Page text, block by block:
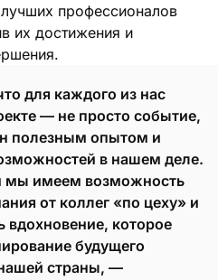
профессионалов
их достижения и
для каждого из нас
— не просто событие,
полезным опытом и
в нашем деле.
мы имеем возможность
от коллег «по цеху» и
вдохновение, которое
будущего
страны, —